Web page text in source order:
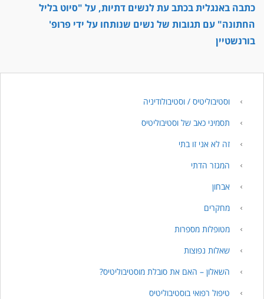
כתבה באנגלית בכתב עת לנשים דתיות, על "סיוט בליל
החתונה" עם תגובות של נשים שנותחו על ידי פרופ'
בורנשטיין
וסטיבוליטיס / וסטיבולודיניה
תסמיני כאב של וסטיבוליטיס
זה לא אני זו בתי
המגזר הדתי
אבחון
מחקרים
מטופלות מספרות
שאלות נפוצות
השאלון – האם את סובלת מוסטיבוליטיס?
טיפול רפואי בוסטיבוליטיס